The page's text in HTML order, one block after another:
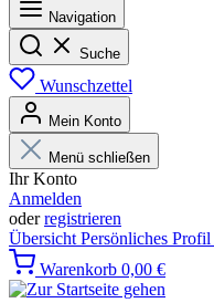
Navigation
Suche
Wunschzettel
Mein Konto
Menü schließen
Ihr Konto
Anmelden
oderregistrieren
Übersicht Persönliches Profil
Warenkorb 0,00 €